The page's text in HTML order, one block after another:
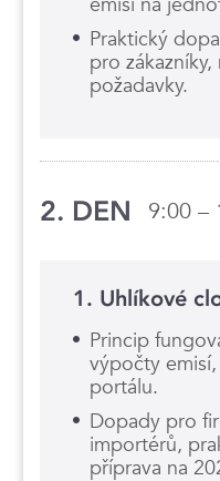
Praktický
pro
požadavky.
2. DEN 9:00 –
1. Uhlíkové
Princip
výpočty
portálu.
Dopady pro
importérů,
příprava na